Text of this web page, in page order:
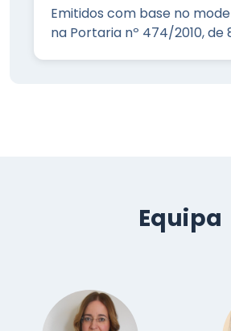
Emitidos com base no
na Portaria nº 474/2010, de
Equipa